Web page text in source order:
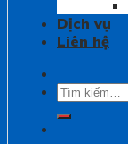
Dịch vụ
Liên hệ
Tìm